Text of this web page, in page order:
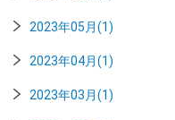
2023年05月(1)
2023年04月(1)
2023年03月(1)